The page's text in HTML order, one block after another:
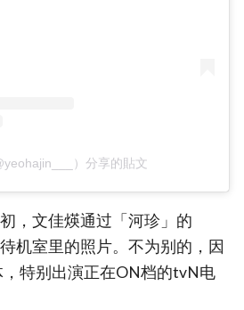
）分享的貼文
，文佳煐通过「河珍」的
机室里的照片。不为别的，因
特别出演正在ON档的tvN电